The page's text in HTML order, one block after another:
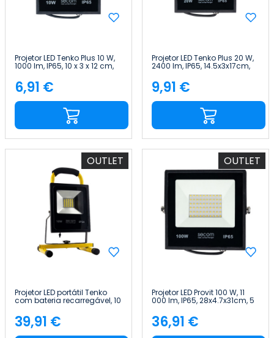
Projetor LED Tenko Plus 10 W,
1000 lm, IP65, 10 x 3 x 12 cm,
SECOM
Preço
6,91 €
Projetor LED Tenko Plus 20 W,
2400 lm, IP65, 14.5x3x17cm,
SECOM
Preço
9,91 €
OUTLET
Projetor LED portátil Tenko
com bateria recarregável, 10
W, 900 lm, IP54, 15 x 15 x 24
cm, 4000 K, preto/amarelo, 5
horas, SECOM
Preço
39,91 €
OUTLET
Projetor LED Provit 100 W, 11
000 lm, IP65, 28x4.7x31cm, 5
Preço
36,91 €